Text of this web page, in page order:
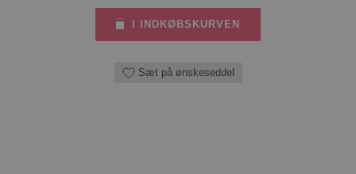
I INDKØBSKURVEN
Sæt på ønskeseddel